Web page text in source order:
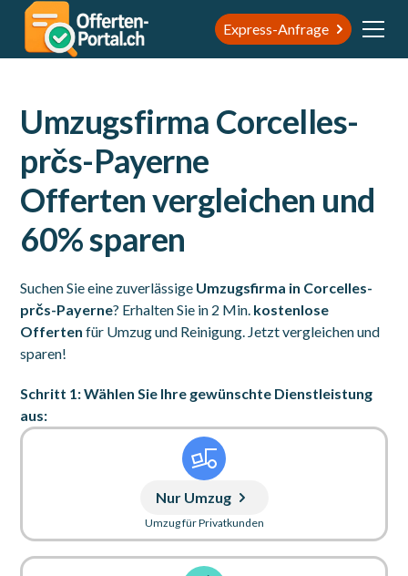
Express-Anfrage
Umzugsfirma Corcelles-
prčs-Payerne
Offerten vergleichen und
60% sparen
Suchen Sie eine zuverlässige Umzugsfirma in Corcelles-
prčs-Payerne? Erhalten Sie in 2 Min. kostenlose
Offerten für Umzug und Reinigung. Jetzt vergleichen und
sparen!
Schritt 1: Wählen Sie Ihre gewünschte Dienstleistung
aus:
Nur Umzug
Umzug für Privatkunden